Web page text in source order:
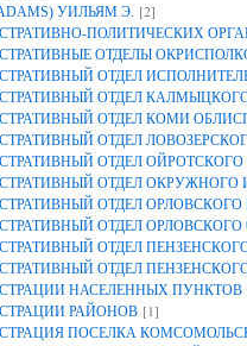
УИЛЬЯМ Э. [2]
ПОЛИТИЧЕСКИХ
ОТДЕЛЫ
ОТДЕЛ
ОТДЕЛ
ОТДЕЛ КОМИ
ОТДЕЛ
ОТДЕЛ
ОТДЕЛ ОКРУЖНОГО
ОТДЕЛ
ОТДЕЛ
ОТДЕЛ
ОТДЕЛ
НАСЕЛЕННЫХ ПУНКТОВ
РАЙОНОВ [1]
ПОСЕЛКА